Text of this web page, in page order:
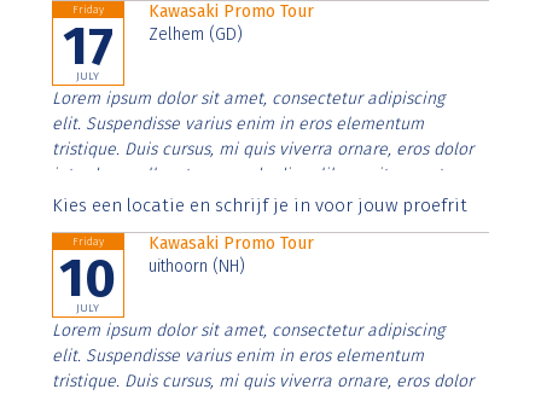
Friday
17
JULY
Kawasaki Promo Tour
Zelhem (GD)
Lorem ipsum dolor sit amet, consectetur adipiscing
elit. Suspendisse varius enim in eros elementum
tristique. Duis cursus, mi quis viverra ornare, eros dolor
interdum nulla, ut commodo diam libero vitae erat.
Aenean faucibus nibh et justo cursus id rutrum lorem
Kies een locatie en schrijf je in voor jouw proefrit
Friday
10
JULY
Kawasaki Promo Tour
uithoorn (NH)
Lorem ipsum dolor sit amet, consectetur adipiscing
elit. Suspendisse varius enim in eros elementum
tristique. Duis cursus, mi quis viverra ornare, eros dolor